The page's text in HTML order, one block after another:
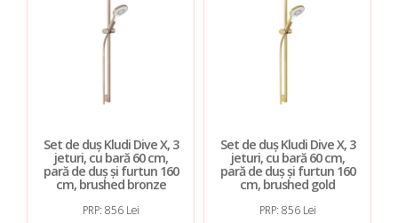
Set de duș Kludi Dive X, 3
jeturi, cu bară 60 cm,
pară de duș și furtun 160
cm, brushed bronze
PRP: 856 Lei
Set de duș Kludi Dive X, 3
jeturi, cu bară 60 cm,
pară de duș și furtun 160
cm, brushed gold
PRP: 856 Lei